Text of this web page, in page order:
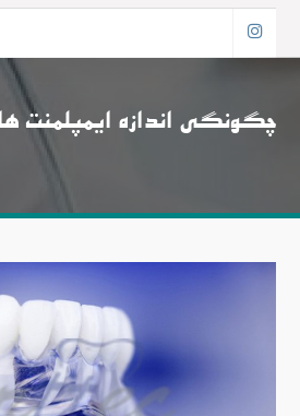
چگونگی اندازه ایمپلمنت